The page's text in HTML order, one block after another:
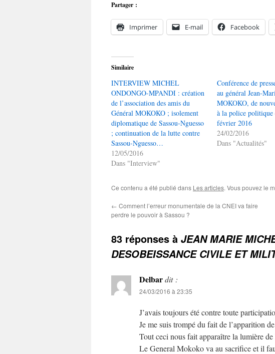
Partager :
Imprimer E-mail Facebook
Similaire
INTERVIEW MICHEL
ONDONGO-MPANDI : création
de l’association des amis du
Général MOKOKO ; isolement
diplomatique de Sassou-Nguesso
; continuation de la lutte contre
Sassou-Nguesso…
12/05/2016
Dans "Interview"
Conférence de
au général Jean-
MOKOKO, de
à la police politique
février 2016
24/02/2016
Dans "Actualités"
Ce contenu a été publié dans Les articles. Vous pouvez le
← Comment l’erreur monumentale de la CNEI va faire
perdre le pouvoir à Sassou ?
83 réponses à JEAN MARIE
DESOBEISSANCE CIVILE ET
Delbardit :
24/03/2016 à 23:35
J’avais toujours été contre toute
Je me suis trompé du fait de l’apparition
Tout ceci nous fait apparaître la lumière de
Le General Mokoko va au sacrifice et il